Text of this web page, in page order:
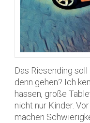
Das Riesending
denn gehen? Ich
hassen, große
nicht nur Kinder.
machen